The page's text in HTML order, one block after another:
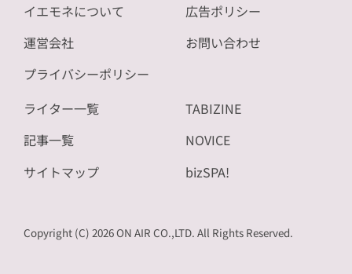
イエモネについて
運営会社
プライバシーポリシー
広告ポリシー
お問い合わせ
ライター一覧
記事一覧
サイトマップ
TABIZINE
NOVICE
bizSPA!
Copyright (C) 2026 ON AIR CO.,LTD. All Rights Reserved.